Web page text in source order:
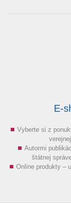
E-
Vyberte si z
Autormi
štátnej
Online produkty –